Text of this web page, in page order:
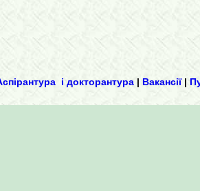
і докторантура | Вакансії|